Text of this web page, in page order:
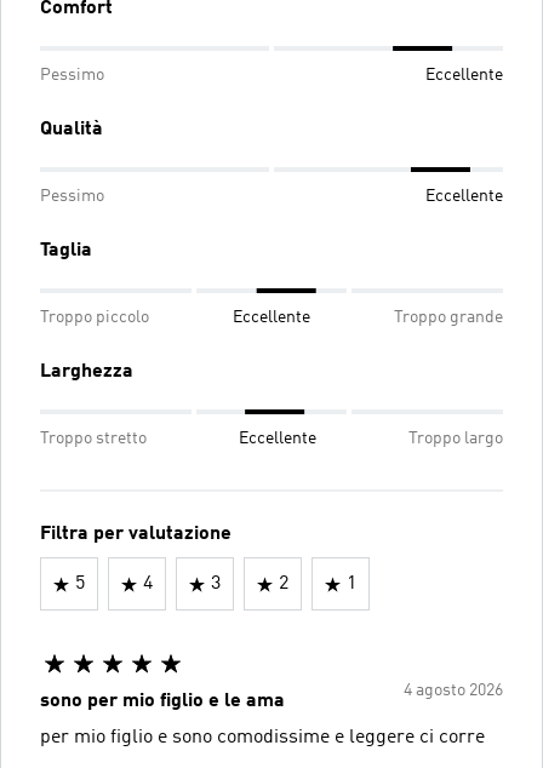
Comfort
Pessimo Eccellente
Qualità
Pessimo Eccellente
Taglia
Troppo piccolo Eccellente Troppo grande
Larghezza
Troppo stretto Eccellente Troppo largo
Filtra per valutazione
5 4 3 2 1
4 agosto 2026
sono per mio figlio e le ama
per mio figlio e sono comodissime e leggere ci corre